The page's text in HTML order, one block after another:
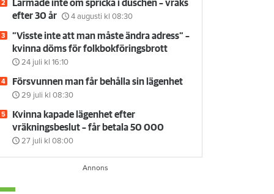
Larmade inte om spricka i duschen – vräks
efter 30 år
4 augusti kl 08:30
”Visste inte att man måste ändra adress” –
kvinna döms för folkbokföringsbrott
24 juli kl 16:10
Försvunnen man får behålla sin lägenhet
29 juli kl 08:30
Kvinna kapade lägenhet efter
vräkningsbeslut – får betala 50 000
27 juli kl 08:00